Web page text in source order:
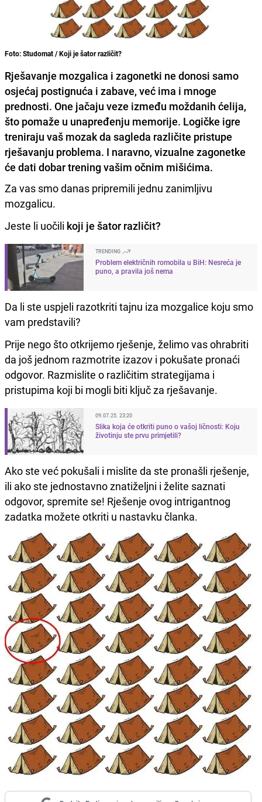
Foto: Studomat / Koji je šator različit?
Rješavanje mozgalica i zagonetki ne donosi samo
osjećaj postignuća i zabave, već ima i mnoge
prednosti. One jačaju veze između moždanih ćelija,
što pomaže u unapređenju memorije. Logičke igre
treniraju vaš mozak da sagleda različite pristupe
rješavanju problema. I naravno, vizualne zagonetke
će dati dobar trening vašim očnim mišićima.
Za vas smo danas pripremili jednu zanimljivu
mozgalicu.
Jeste li uočili koji je šator različit?
TRENDING
Problem električnih romobila u BiH: Nesreća je
puno, a pravila još nema
Da li ste uspjeli razotkriti tajnu iza mozgalice koju smo
vam predstavili?
Prije nego što otkrijemo rješenje, želimo vas ohrabriti
da još jednom razmotrite izazov i pokušate pronaći
odgovor. Razmislite o različitim strategijama i
pristupima koji bi mogli biti ključ za rješavanje.
09.07.25. 23:20
Slika koja će otkriti puno o vašoj ličnosti: Koju
životinju ste prvu primjetili?
Ako ste već pokušali i mislite da ste pronašli rješenje,
ili ako ste jednostavno znatiželjni i želite saznati
odgovor, spremite se! Rješenje ovog intrigantnog
zadatka možete otkriti u nastavku članka.